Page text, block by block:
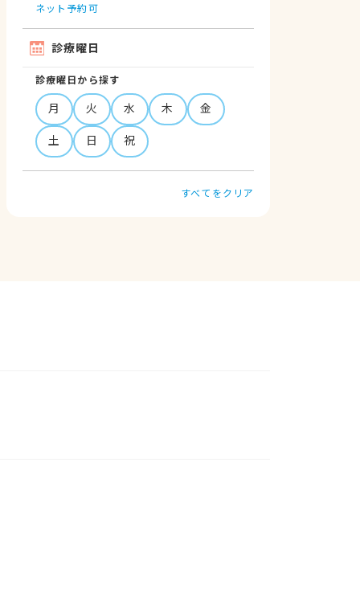
ネット予約可
診療曜日
診療曜日から探す
月 火 水 木
金
土
日 祝
すべてをクリア